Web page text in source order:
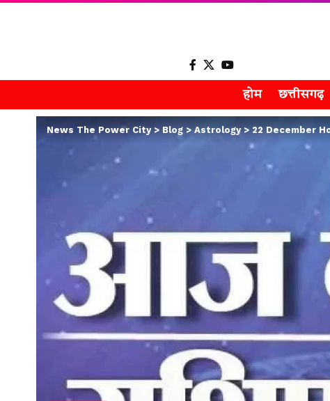
होम छत्तीसगढ़
News The Power City> Blog>Astrology> 22 December